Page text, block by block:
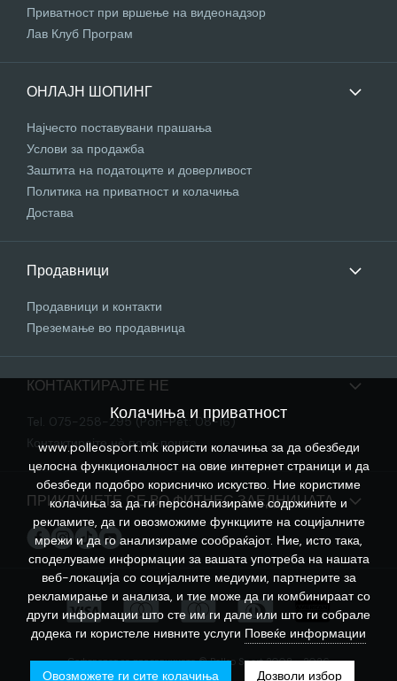
Приватност при вршење на видеонадзор
Лав Клуб Програм
ОНЛАЈН ШОПИНГ
Најчесто поставувани прашања
Услови за продажба
Заштита на податоците и доверливост
Политика на приватност и колачиња
Достава
Продавници
Продавници и контакти
Преземање во продавница
КОНТАКТИРАЈТЕ НЕ
Tel. 075-258-295 (Pon-Pet: 08-16)
Контактирајте нѐ по е-пошта
ПРИКЛУЧЕТЕ СЕ ВО ФИТНЕС ЗАЕДНИЦАТА
Софтверот за продавницата © Polleo Sport 2008 - 2026
Колачиња и приватност
www.polleosport.mk користи колачиња за да обезбеди
целосна функционалност на овие интернет страници и да
обезбеди подобро корисничко искуство. Ние користиме
колачиња за да ги персонализираме содржините и
рекламите, да ги овозможиме функциите на социјалните
мрежи и да го анализираме сообраќајот. Ние, исто така,
споделуваме информации за вашата употреба на нашата
веб-локација со социјалните медиуми, партнерите за
рекламирање и анализа, и тие може да ги комбинираат со
други информации што сте им ги дале или што ги собрале
додека ги користеле нивните услуги Повеќе информации
Овозможете ги сите колачиња Дозволи избор